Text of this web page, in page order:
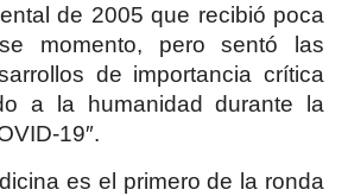
de 2005 que recibió poca
momento, pero sentó las
de importancia crítica
a la humanidad durante la
19″.
es el primero de la ronda